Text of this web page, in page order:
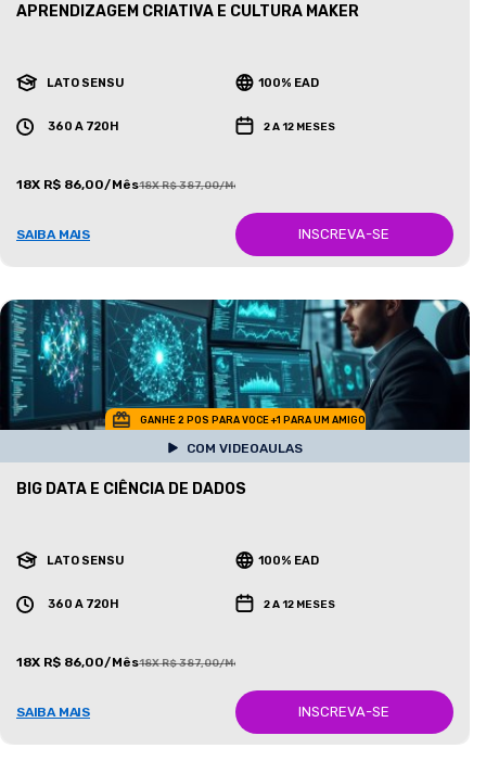
APRENDIZAGEM CRIATIVA E CULTURA MAKER
LATO SENSU 100% EAD
360 A 720H 2 A 12 MESES
18X R$ 86,00/Mês18X R$ 387,00/Mês
SAIBA MAIS INSCREVA-SE
GANHE 2 POS PARA VOCE +1 PARA UM AMIGO
COM VIDEOAULAS
BIG DATA E CIÊNCIA DE DADOS
LATO SENSU 100% EAD
360 A 720H 2 A 12 MESES
18X R$ 86,00/Mês18X R$ 387,00/Mês
SAIBA MAIS INSCREVA-SE